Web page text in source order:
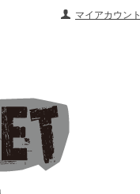
マイアカウント